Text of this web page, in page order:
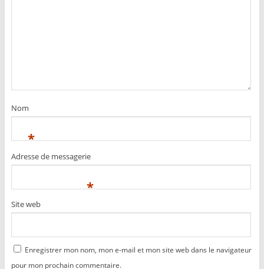
Nom
*
Adresse de messagerie
*
Site web
Enregistrer mon nom, mon e-mail et mon site web dans le navigateur
pour mon prochain commentaire.